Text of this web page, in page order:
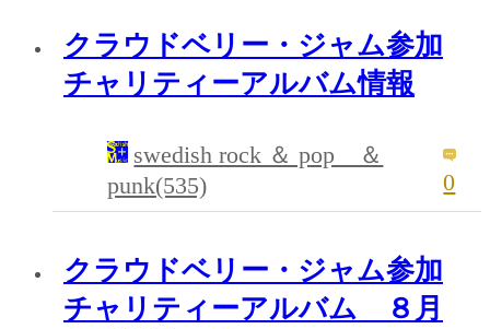
クラウドベリー・ジャム参加
チャリティーアルバム情報
swedish rock ＆ pop ＆
punk(535)
0
クラウドベリー・ジャム参加
チャリティーアルバム ８月